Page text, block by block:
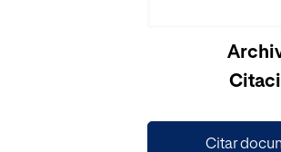
Citar